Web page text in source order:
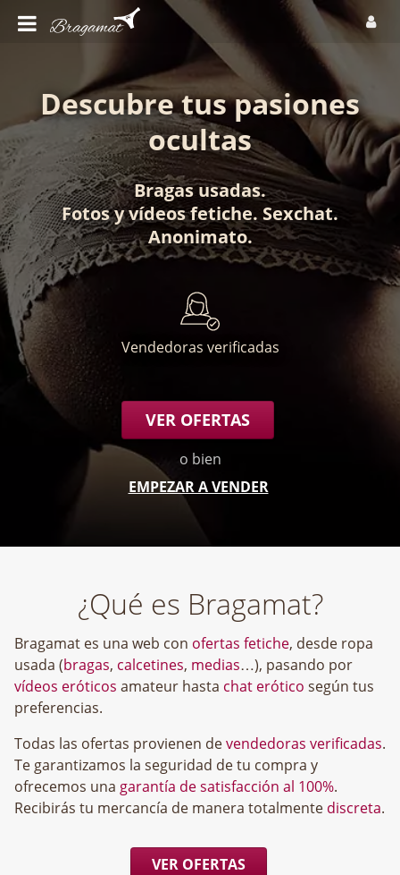
Descubre tus pasiones
ocultas
Bragas usadas.
Fotosyvídeos fetiche. Sexchat.
Anonimato.
Vendedoras verificadas
VER OFERTAS
o bien
EMPEZAR A VENDER
¿Qué es Bragamat?
Bragamat es una web con ofertas fetiche, desde ropa
usada (bragas, calcetines, medias…), pasando por
vídeos eróticos amateur hasta chat erótico según tus
preferencias.
Todas las ofertas provienen devendedoras verificadas.
Te garantizamos la seguridad de tu compra y
ofrecemos una garantía de satisfacción al 100%.
Recibirás tu mercancía de manera totalmente discreta.
VER OFERTAS